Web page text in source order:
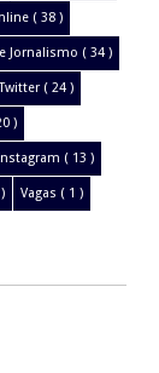
( 38 )
Jornalismo ( 34 )
Twitter ( 24 )
)
( 13 )
Vagas ( 1 )